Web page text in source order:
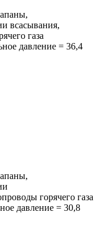
всасывания,
газа
давление = 36,4
горячего газа
давление = 30,8